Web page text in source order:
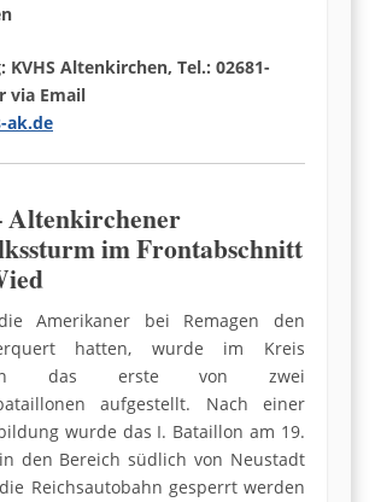
KVHS Altenkirchen, Tel.: 02681-
via Email
ak.de
Altenkirchener
im Frontabschnitt
Amerikaner bei Remagen den
hatten, wurde im Kreis
das erste von zwei
aufgestellt. Nach einer
wurde das I. Bataillon am 19.
den Bereich südlich von Neustadt
Reichsautobahn gesperrt werden